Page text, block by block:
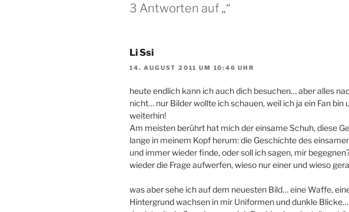
3 Antworten auf „“
Li Ssi
14. AUGUST 2011 UM 10:46 UHR
heute endlich kann ich auch dich besuchen… aber alles
nicht… nur Bilder wollte ich schauen, weil ich ja ein Fan bin
weiterhin!
Am meisten berührt hat mich der einsame Schuh, diese
lange in meinem Kopf herum: die Geschichte des
und immer wieder finde, oder soll ich sagen, mir
wieder die Frage aufwerfen, wieso nur einer und wieso
was aber sehe ich auf dem neuesten Bild… eine Waffe,
Hintergrund wachsen in mir Uniformen und dunkle Blicke…